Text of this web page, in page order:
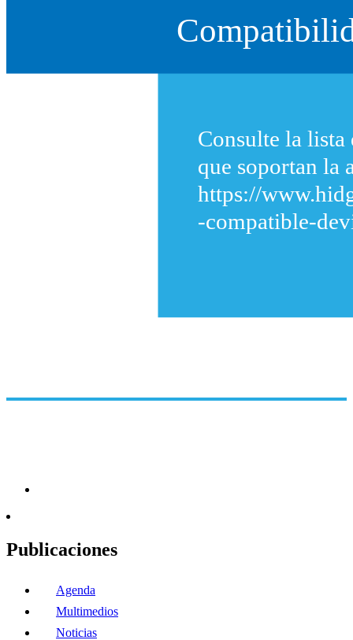
Consulte la
que soportan la
https://
-compatible-
Publicaciones
Agenda
Multimedios
Noticias